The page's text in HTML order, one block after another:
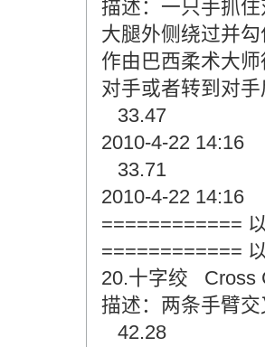
描述：一只手抓
大腿外侧绕过并
作由巴西柔术大
对手或者转到对
33.47
2010-4-22 14:16
33.71
2010-4-22 14:16
============
============
20.十字绞 Cross
描述：两条手臂
42.28